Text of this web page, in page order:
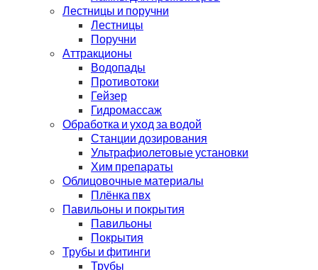
Лестницы и поручни
Лестницы
Поручни
Аттракционы
Водопады
Противотоки
Гейзер
Гидромассаж
Обработка и уход за водой
Станции дозирования
Ультрафиолетовые установки
Хим препараты
Облицовочные материалы
Плёнка пвх
Павильоны и покрытия
Павильоны
Покрытия
Трубы и фитинги
Трубы